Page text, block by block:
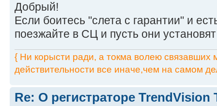
Добрый!
Если боитесь "слета с гарантии" и
поезжайте в СЦ и пусть они
{ Ни корысти ради, а токма волею связавших
действительности все иначе,чем на самом
Re: О регистраторе TrendVision